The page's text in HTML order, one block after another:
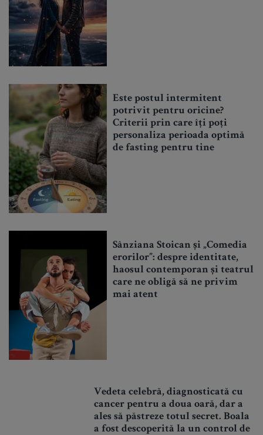
Este postul intermitent
potrivit pentru oricine?
Criterii prin care îți poți
personaliza perioada optimă
de fasting pentru tine
Sânziana Stoican și „Comedia
erorilor”: despre identitate,
haosul contemporan și teatrul
care ne obligă să ne privim
mai atent
Vedeta celebră, diagnosticată cu
cancer pentru a doua oară, dar a
ales să păstreze totul secret. Boala
a fost descoperită la un control de